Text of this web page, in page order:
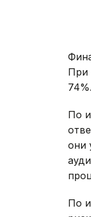
При
74%.
По
они
По